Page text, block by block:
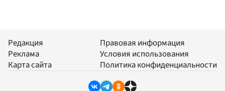
Редакция
Реклама
Карта сайта
Правовая информация
Условия использования
Политика конфиденциальности